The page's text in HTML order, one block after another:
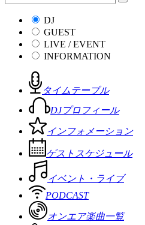
DJ
GUEST
LIVE / EVENT
INFORMATION
タイムテーブル
DJプロフィール
インフォメーション
ゲストスケジュール
イベント・ライブ
PODCAST
オンエア楽曲一覧